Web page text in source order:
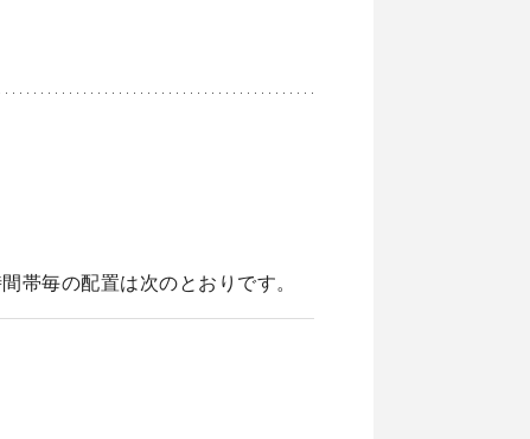
帯毎の配置は次のとおりです。